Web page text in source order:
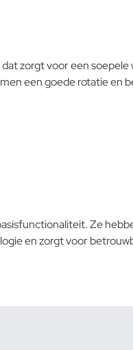
zorgt voor een
een goede rotatie
Ze
en zorgt voor